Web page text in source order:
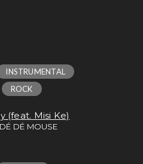
INSTRUMENTAL
ROCK
(feat. Misi Ke)
DÉ MOUSE